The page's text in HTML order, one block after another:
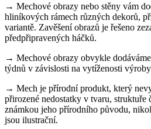
→ Mechové obrazy nebo stěny vám
hliníkových rámech různých dekorů,
variantě. Zavěšení obrazů je řešeno
předpřipravených háčků.
→ Mechové obrazy obvykle
týdnů v závislosti na vytíženosti
→ Mech je přírodní produkt, který
přirozené nedostatky v tvaru, struktuře
známkou jeho přírodního původu,
jsou ilustrační.